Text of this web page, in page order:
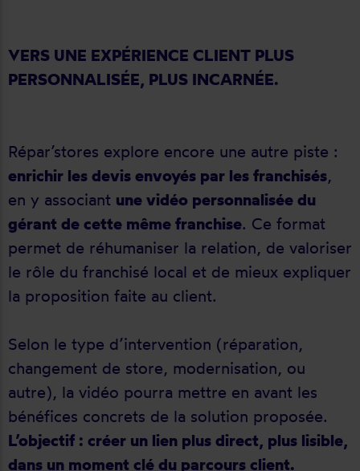
VERS UNE EXPÉRIENCE CLIENT PLUS
PERSONNALISÉE, PLUS INCARNÉE.
Répar’stores explore encore une autre piste :
enrichir les devis envoyés par les franchisés,
en y associant une vidéo personnalisée du
gérant de cette même franchise. Ce format
permet de réhumaniser la relation, de valoriser
le rôle du franchisé local et de mieux expliquer
la proposition faite au client.
Selon le type d’intervention (réparation,
changement de store, modernisation, ou
autre), la vidéo pourra mettre en avant les
bénéfices concrets de la solution proposée.
L’objectif : créer un lien plus direct, plus lisible,
dans un moment clé du parcours client.